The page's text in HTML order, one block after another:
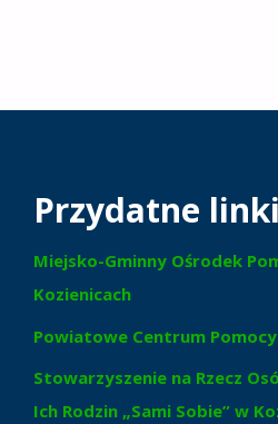
Przydatne
Miejsko-Gminny Ośrodek
Kozienicach
Powiatowe Centrum
Stowarzyszenie na Rzecz
Ich Rodzin „Sami Sobie” w